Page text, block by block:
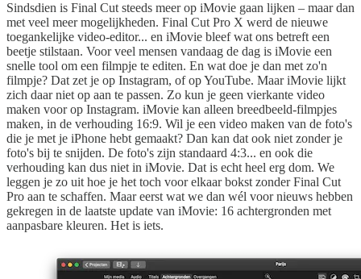
Sindsdien is Final Cut steeds meer op iMovie gaan lijken – maar dan
met veel meer mogelijkheden. Final Cut Pro X werd de nieuwe
toegankelijke video-editor... en iMovie bleef wat ons betreft een
beetje stilstaan. Voor veel mensen vandaag de dag is iMovie een
snelle tool om een filmpje te editen. En wat doe je dan met zo'n
filmpje? Dat zet je op Instagram, of op YouTube. Maar iMovie lijkt
zich daar niet op aan te passen. Zo kun je geen vierkante video
maken voor op Instagram. iMovie kan alleen breedbeeld-filmpjes
maken, in de verhouding 16:9. Wil je een video maken van de foto's
die je met je iPhone hebt gemaakt? Dan kan dat ook niet zonder je
foto's bij te snijden. De foto's zijn standaard 4:3... en ook die
verhouding kan dus niet in iMovie. Dat is echt heel erg dom. We
leggen je zo uit hoe je het toch voor elkaar bokst zonder Final Cut
Pro aan te schaffen. Maar eerst wat we dan wél voor nieuws hebben
gekregen in de laatste update van iMovie: 16 achtergronden met
aanpasbare kleuren. Het is iets.